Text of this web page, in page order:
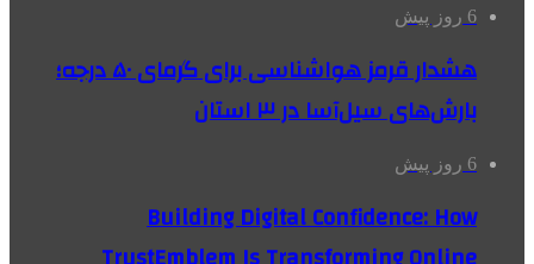
6 روز پیش
هشدار قرمز هواشناسی برای گرمای ۵۰ درجه؛
بارش‌های سیل‌آسا در ۳ استان
6 روز پیش
Building Digital Confidence: How